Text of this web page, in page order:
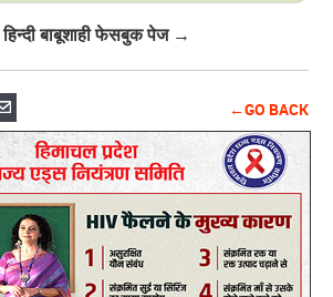
हिन्दी बाबूशाही फेसबुक पेज →
←GO BACK